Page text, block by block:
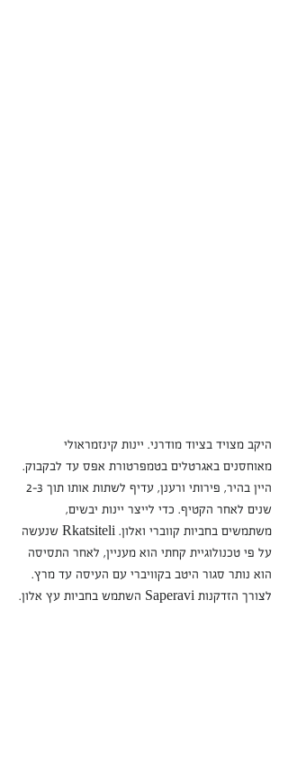
היקב מצויד בציוד מודרני. יינות קינזמראולי
מאוחסנים באגרטלים בטמפרטורת אפס עד לבקבוק.
שנים לאחר הקטיף. כדי לייצר יינות יבשים,
משתמשים בחביות קווברי ואלון. Rkatsiteli שנעשה
על פי טכנולוגיית קחתי הוא מעניין, לאחר התסיסה
הוא נותר סגור היטב בקוויברי עם העיסה עד מרץ.
לצורך הזדקנות Saperavi השתמש בחביות עץ אלון.